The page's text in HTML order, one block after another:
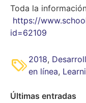
Toda la
https://
id=62109
2018,
en línea,
Últimas entradas